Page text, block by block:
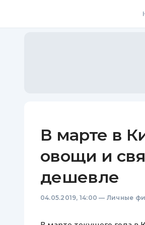
В марте в
овощи и
дешевле
04.05.2019, 14:00 — Личные